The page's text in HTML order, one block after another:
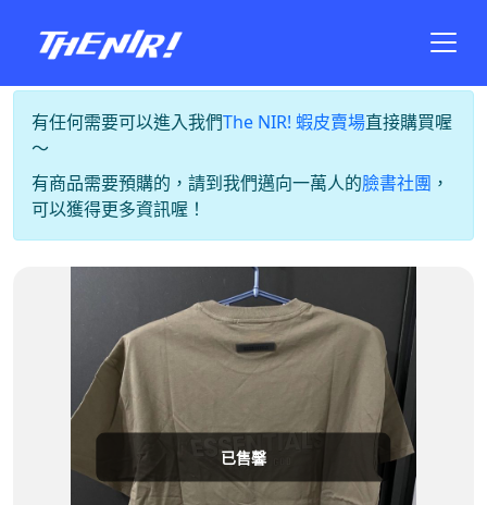
有任何需要可以進入我們The NIR! 蝦皮賣場直接購買喔
～
有商品需要預購的，請到我們邁向一萬人的臉書社團 ，
可以獲得更多資訊喔！
已售馨